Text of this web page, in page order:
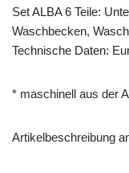
Set ALBA 6 Teile:
Waschbecken,
Technische Daten:
* maschinell aus der
Artikelbeschreibung